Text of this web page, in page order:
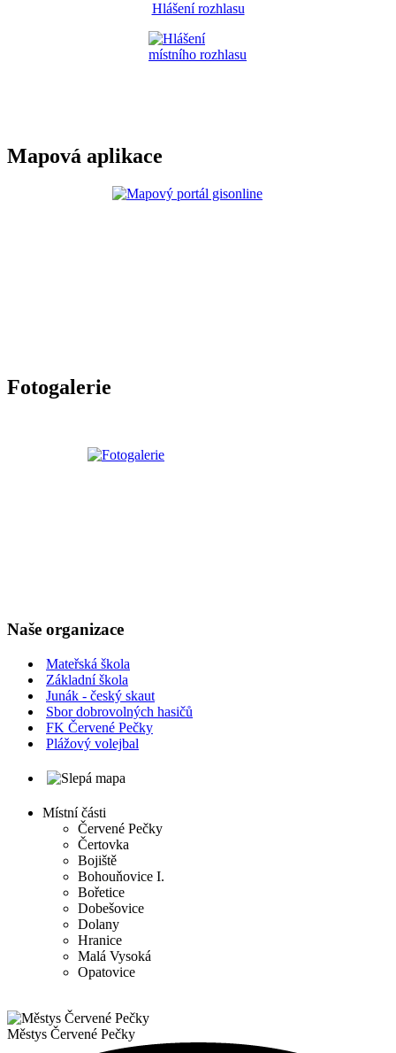
Hlášení rozhlasu
Mapová aplikace
Fotogalerie
Naše organizace
Mateřská škola
Základní škola
Junák - český skaut
Sbor dobrovolných hasičů
FK Červené Pečky
Plážový volejbal
Místní části
Červené Pečky
Čertovka
Bojiště
Bohouňovice I.
Bořetice
Dobešovice
Dolany
Hranice
Malá Vysoká
Opatovice
Městys Červené Pečky